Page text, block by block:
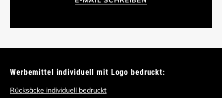
Werbemittel individuell mit Logo bedruckt:
Rücksäcke individuell bedruckt